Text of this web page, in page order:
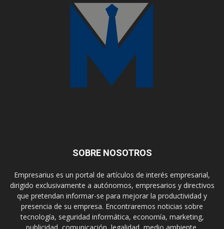
SOBRE NOSOTROS
Empresarius es un portal de artículos de interés empresarial,
dirigido exclusivamente a autónomos, empresarios y directivos
que pretendan informar-se para mejorar la productividad y
presencia de su empresa. Encontraremos noticias sobre
tecnología, seguridad informática, economía, marketing,